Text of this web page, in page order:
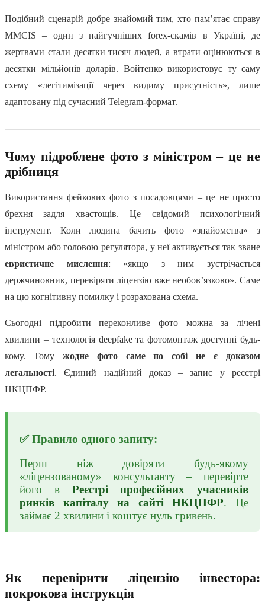
Подібний сценарій добре знайомий тим, хто пам’ятає справу
MMCIS – один з найгучніших forex-скамів в Україні, де
жертвами стали десятки тисяч людей, а втрати оцінюються в
десятки мільйонів доларів. Войтенко використовує ту саму
схему «легітимізації через видиму присутність», лише
адаптовану під сучасний Telegram-формат.
Чому підроблене фото з міністром – це не
дрібниця
Використання фейкових фото з посадовцями – це не просто
брехня задля хвастощів. Це свідомий психологічний
інструмент. Коли людина бачить фото «знайомства» з
міністром або головою регулятора, у неї активується так зване
евристичне мислення: «якщо з ним зустрічається
держчиновник, перевіряти ліцензію вже необов’язково». Саме
на цю когнітивну помилку і розрахована схема.
Сьогодні підробити переконливе фото можна за лічені
хвилини – технологія deepfake та фотомонтаж доступні будь-
кому. Тому жодне фото саме по собі не є доказом
легальності. Єдиний надійний доказ – запис у реєстрі
НКЦПФР.
✅ Правило одного запиту:
Перш ніж довіряти будь-якому
«ліцензованому» консультанту – перевірте
його в Реєстрі професійних учасників
ринків капіталу на сайті НКЦПФР. Це
займає 2 хвилини і коштує нуль гривень.
Як перевірити ліцензію інвестора:
покрокова інструкція